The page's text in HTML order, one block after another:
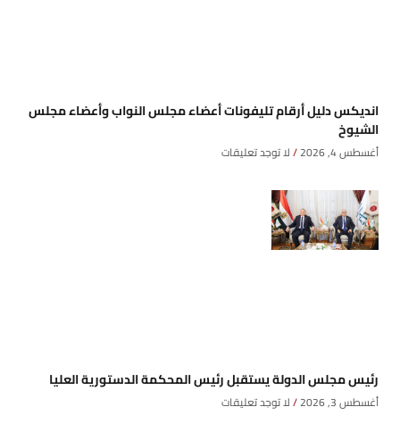
انديكس دليل أرقام تليفونات أعضاء مجلس النواب وأعضاء مجلس
الشيوخ
أغسطس 4, 2026 لا توجد تعليقات
رئيس مجلس الدولة يستقبل رئيس المحكمة الدستورية العليا
أغسطس 3, 2026 لا توجد تعليقات